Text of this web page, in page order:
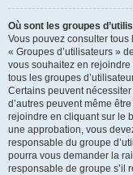
Où sont les groupes
Vous pouvez consulter
« Groupes d’utilisateurs »
vous souhaitez en
tous les groupes
Certains peuvent
d’autres peuvent même
rejoindre en cliquant sur le
une approbation, vous
responsable du groupe
pourra vous demander la
responsable de groupe s’il